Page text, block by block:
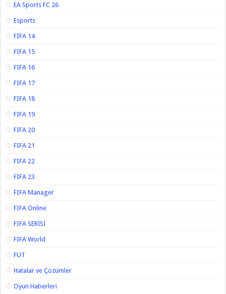
EA Sports FC 26
Esports
FIFA 14
FIFA 15
FIFA 16
FIFA 17
FIFA 18
FIFA 19
FIFA 20
FIFA 21
FIFA 22
FIFA 23
FIFA Manager
FIFA Online
FIFA SERİSİ
FIFA World
FUT
Hatalar ve Çözümler
Oyun Haberleri